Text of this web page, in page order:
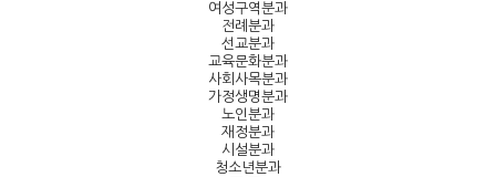
여성구역분과
전례분과
선교분과
교육문화분과
사회사목분과
가정생명분과
노인분과
재정분과
시설분과
청소년분과